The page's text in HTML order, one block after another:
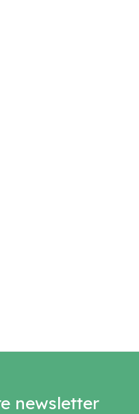
newsletter